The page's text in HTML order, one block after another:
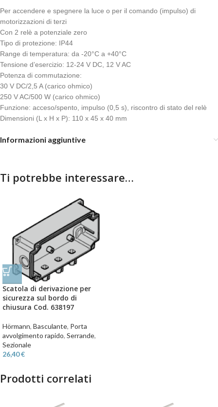
Per accendere e spegnere la luce o per il comando (impulso) di
motorizzazioni di terzi
Con 2 relè a potenziale zero
Tipo di protezione: IP44
Range di temperatura: da -20°C a +40°C
Tensione d’esercizio: 12-24 V DC, 12 V AC
Potenza di commutazione:
30 V DC/2,5 A (carico ohmico)
250 V AC/500 W (carico ohmico)
Funzione: acceso/spento, impulso (0,5 s), riscontro di stato del relè
Dimensioni (L x H x P): 110 x 45 x 40 mm
Informazioni aggiuntive
Ti potrebbe interessare…
Scatola di derivazione per
sicurezza sul bordo di
chiusura Cod. 638197
Hörmann, Basculante, Porta
avvolgimento rapido, Serrande,
Sezionale
26,40€
Prodotti correlati